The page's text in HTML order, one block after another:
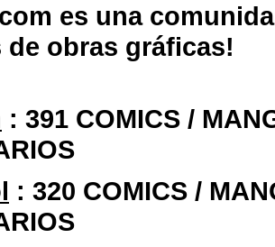
es una
obras gráficas!
: 391 COMICS /
: 320 COMICS /